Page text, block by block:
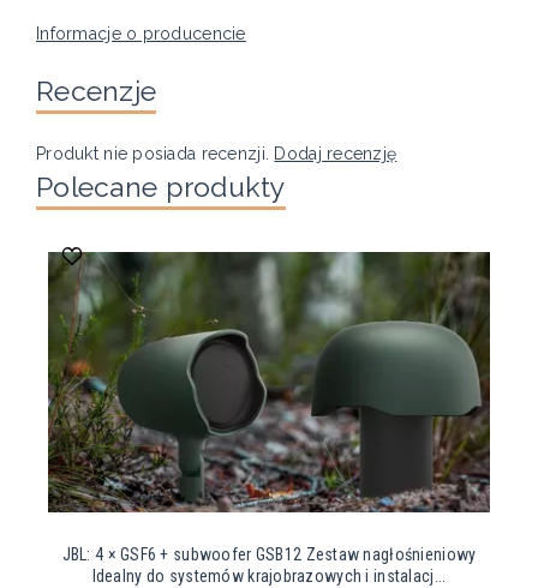
Informacje o producencie
Recenzje
Produkt nie posiada recenzji. Dodaj recenzję
Polecane produkty
JBL: 4 × GSF6 + subwoofer GSB12 Zestaw nagłośnieniowy
Idealny do systemów krajobrazowych i instalacj...